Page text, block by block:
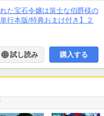
た宝石令嬢は策士な伯爵様の
行本版/特典おまけ付き】２
試し読み 購入する